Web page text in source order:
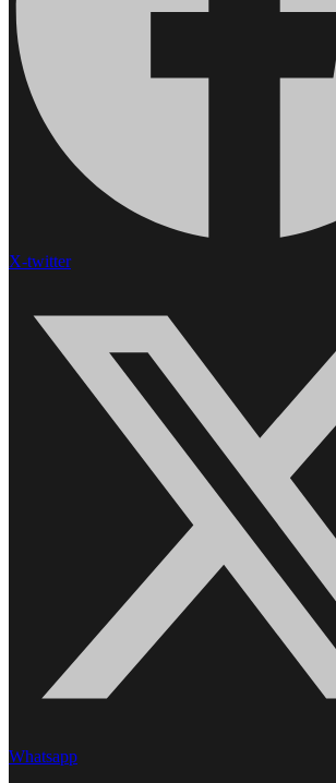
X-twitter
Whatsapp